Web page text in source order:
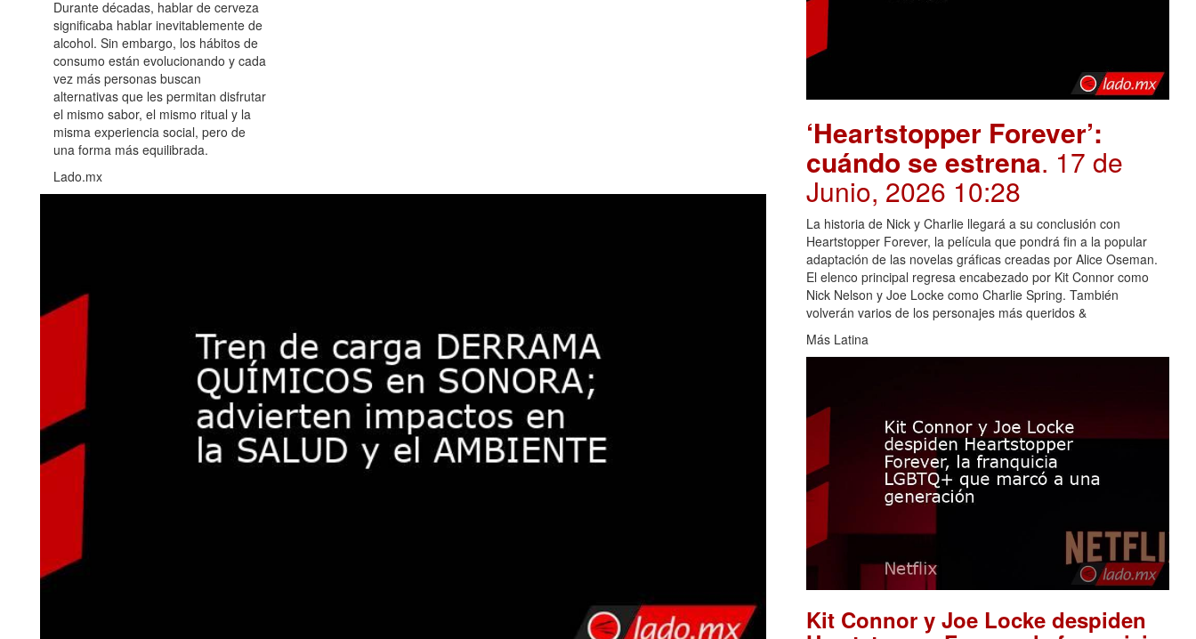
Durante décadas, hablar de cerveza
significaba hablar inevitablemente de
alcohol. Sin embargo, los hábitos de
consumo están evolucionando y cada
vez más personas buscan
alternativas que les permitan disfrutar
el mismo sabor, el mismo ritual y la
misma experiencia social, pero de
una forma más equilibrada.
Lado.mx
‘Heartstopper Forever’:
cuándo se estrena. 17 de
Junio, 2026 10:28
La historia de Nick y Charlie llegará a su conclusión con
Heartstopper Forever, la película que pondrá fin a la popular
adaptación de las novelas gráficas creadas por Alice Oseman.
El elenco principal regresa encabezado por Kit Connor como
Nick Nelson y Joe Locke como Charlie Spring. También
volverán varios de los personajes más queridos &
Más Latina
Kit Connor y Joe Locke despiden